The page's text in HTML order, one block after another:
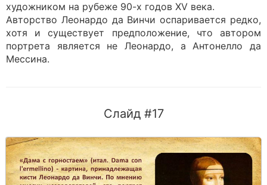
художником на рубеже 90-х годов XV века.
Авторство Леонардо да Винчи оспаривается редко,
хотя и существует предположение, что автором
портрета яв­ляется не Леонардо, а Антонелло да
Мессина.
Слайд #17